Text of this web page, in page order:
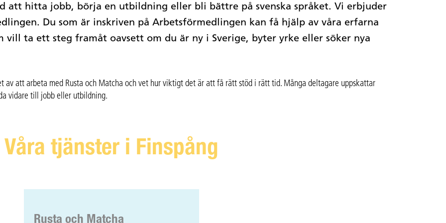
att hitta jobb, börja en utbildning eller bli bättre på svenska språket. Vi erbjuder
Du som är inskriven på Arbetsförmedlingen kan få hjälp av våra erfarna
vill ta ett steg framåt oavsett om du är ny i Sverige, byter yrke eller söker nya
av att arbeta med Rusta och Matcha och vet hur viktigt det är att få rätt stöd i rätt tid. Många deltagare uppskattar
vidare till jobb eller utbildning.
Våra tjänster i Finspång
Rusta och Matcha